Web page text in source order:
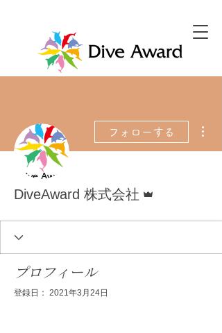
フォローする
DiveAward 株式会社
プロフィール
登録日： 2021年3月24日